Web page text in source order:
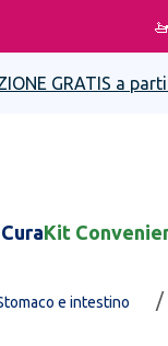
GRATIS a
Kit
e intestino /